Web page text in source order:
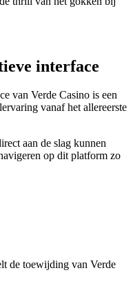
interface
van Verde Casino is een
vanaf het allereerste
aan de slag kunnen
op dit platform zo
de toewijding van Verde